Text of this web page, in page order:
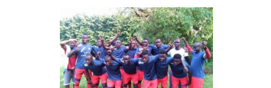
MOBILITAZIONI
SPAZI
SPORT POPOLARE
MOVIMENTI